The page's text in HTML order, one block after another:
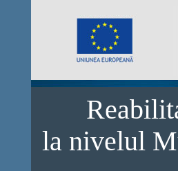
la nivelul